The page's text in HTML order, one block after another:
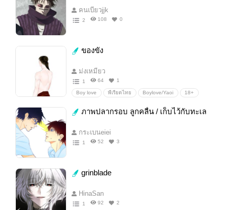
คนเบียวjjk
2 108 0
ของขัง
ม่งเหมียว
1 64 1
Boy love พีเรียดไทย Boylove/Yaoi 18+
ภาพปลากรอบ ลูกคลื่น / เก็บไว้กับทะเล
กระเบนeiei
1 52 3
grinblade
HinaSan
1 92 2